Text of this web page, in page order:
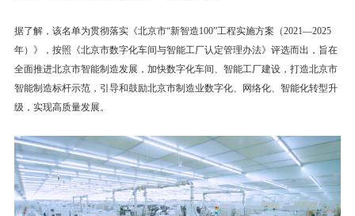
据了解，该名单为贯彻落实《北京市“新智造100”工程实施方案（2021—2025
年）》，按照《北京市数字化车间与智能工厂认定管理办法》评选而出，旨在
全面推进北京市智能制造发展，加快数字化车间、智能工厂建设，打造北京市
智能制造标杆示范，引导和鼓励北京市制造业数字化、网络化、智能化转型升
级，实现高质量发展。